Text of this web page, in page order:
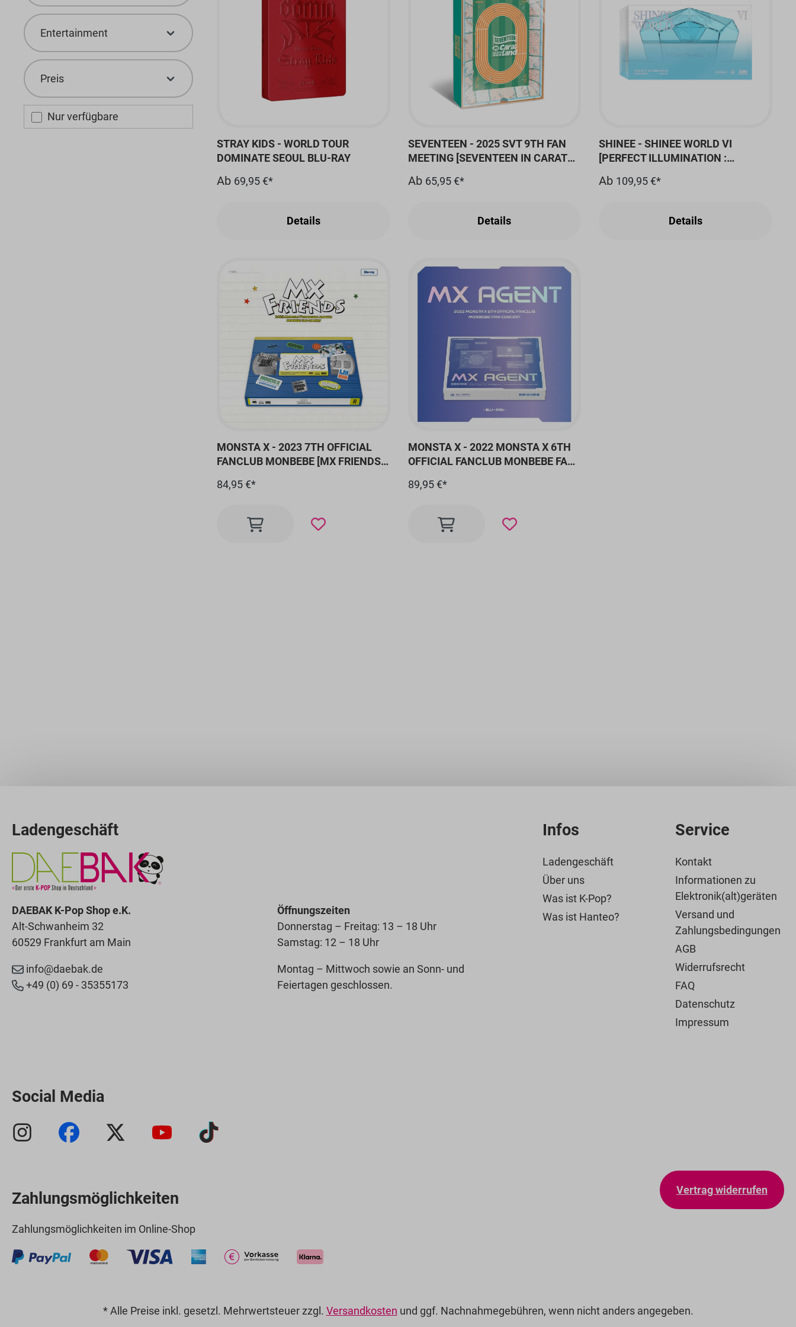
Entertainment
Preis
Nur verfügbare
STRAY KIDS - WORLD TOUR
DOMINATE SEOUL BLU-RAY
Ab 69,95 €*
Details
SEVENTEEN - 2025 SVT 9TH FAN
MEETING [SEVENTEEN IN CARAT
Ab 65,95 €*
Details
SHINEE - SHINEE WORLD VI
[PERFECT ILLUMINATION :
Ab 109,95 €*
Details
MONSTA X - 2023 7TH OFFICIAL
FANCLUB MONBEBE [MX FRIENDS]
84,95 €*
MONSTA X - 2022 MONSTA X 6TH
OFFICIAL FANCLUB MONBEBE FAN-
89,95 €*
Ladengeschäft
DAEBAK K-Pop Shop e.K.
Alt-Schwanheim 32
60529 Frankfurt am Main
info@daebak.de
+49 (0) 69 - 35355173
Öffnungszeiten
Donnerstag – Freitag: 13 – 18 Uhr
Samstag: 12 – 18 Uhr
Montag – Mittwoch sowie an Sonn- und
Feiertagen geschlossen.
Infos
Ladengeschäft
Über uns
Was ist K-Pop?
Was ist Hanteo?
Service
Kontakt
Informationen zu
Elektronik(alt)geräten
Versand und
Zahlungsbedingungen
AGB
Widerrufsrecht
FAQ
Datenschutz
Impressum
Social Media
Zahlungsmöglichkeiten
Zahlungsmöglichkeiten im Online-Shop
Vertrag widerrufen
* Alle Preise inkl. gesetzl. Mehrwertsteuer zzgl. Versandkosten und ggf. Nachnahmegebühren, wenn nicht anders angegeben.